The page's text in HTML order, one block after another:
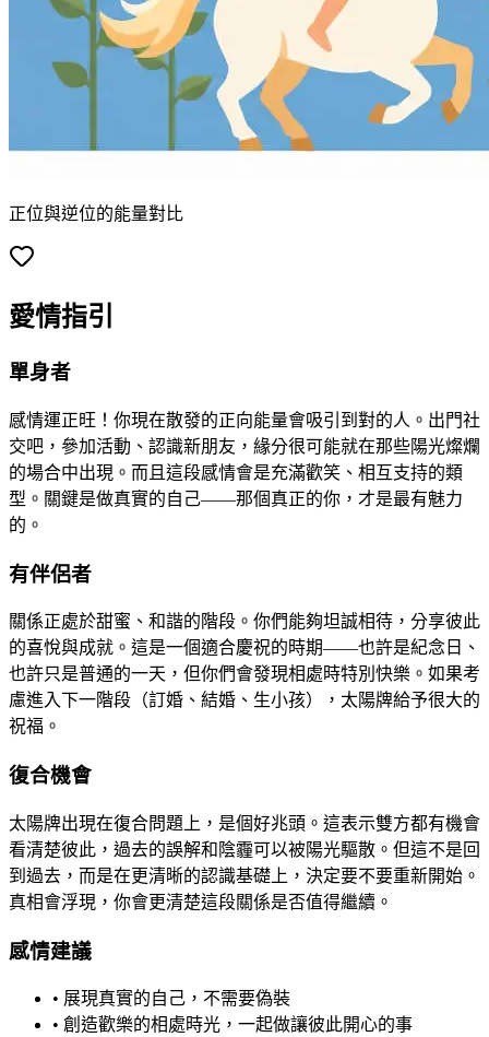
正位與逆位的能量對比
愛情指引
單身者
感情運正旺！你現在散發的正向能量會吸引到對的人。出門社
交吧，參加活動、認識新朋友，緣分很可能就在那些陽光燦爛
的場合中出現。而且這段感情會是充滿歡笑、相互支持的類
型。關鍵是做真實的自己——那個真正的你，才是最有魅力
的。
有伴侶者
關係正處於甜蜜、和諧的階段。你們能夠坦誠相待，分享彼此
的喜悅與成就。這是一個適合慶祝的時期——也許是紀念日、
也許只是普通的一天，但你們會發現相處時特別快樂。如果考
慮進入下一階段（訂婚、結婚、生小孩），太陽牌給予很大的
祝福。
復合機會
太陽牌出現在復合問題上，是個好兆頭。這表示雙方都有機會
看清楚彼此，過去的誤解和陰霾可以被陽光驅散。但這不是回
到過去，而是在更清晰的認識基礎上，決定要不要重新開始。
真相會浮現，你會更清楚這段關係是否值得繼續。
感情建議
• 展現真實的自己，不需要偽裝
• 創造歡樂的相處時光，一起做讓彼此開心的事